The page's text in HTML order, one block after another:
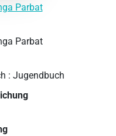
Parbat
Parbat
: Jugendbuch